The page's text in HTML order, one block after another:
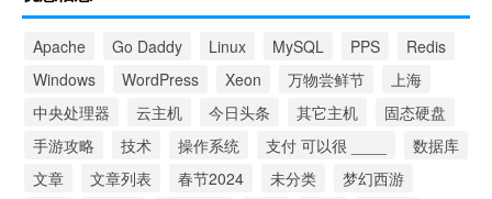
Apache Go Daddy Linux MySQL PPS
Redis
Windows
WordPress Xeon 万物尝鲜节
上海
中央处理器
云主机 今日头条 其它主机
固态硬盘
手游攻略
技术 操作系统 支付 可以很 ____
数据库
文章
文章列表 春节2024 未分类
梦幻西游